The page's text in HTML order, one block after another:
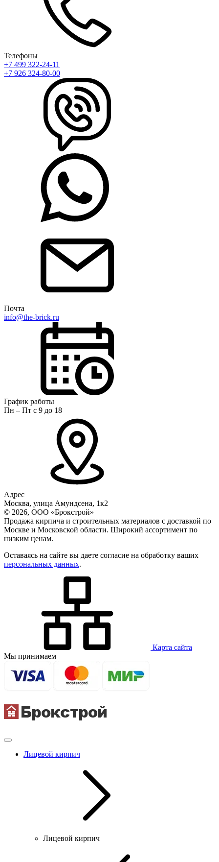
Телефоны
+7 499 322-24-11
+7 926 324-80-00
Почта
info@the-brick.ru
График работы
Пн – Пт с 9 до 18
Адрес
Москва, улица Амундсена, 1к2
© 2026, ООО «Брокстрой»
Продажа кирпича и строительных материалов с доставкой по
Москве и Московской области. Широкий ассортимент по
низким ценам.
Оставаясь на сайте вы даете согласие на обработку ваших
персональных данных.
Карта сайта
Мы принимаем
Лицевой кирпич
Лицевой кирпич